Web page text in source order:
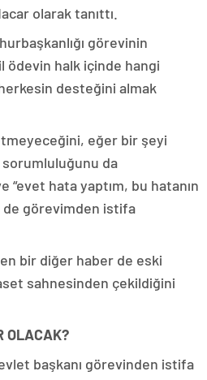
olarak tanıttı.
görevinin
ödevin halk içinde hangi
desteğini almak
eğer bir şeyi
sorumluluğunu da
“evet hata yaptım, bu hatanın
de görevimden istifa
bir diğer haber de eski
sahnesinden çekildiğini
OLACAK?
başkanı görevinden istifa